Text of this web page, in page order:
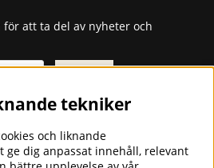
att ta del av nyheter och
Skicka
FÖR
som
tekniker
och liknande
ge dig anpassat innehåll, relevant